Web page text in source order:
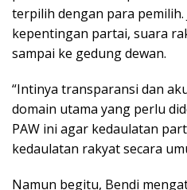
terpilih dengan para pemilih.
kepentingan partai, suara
sampai ke gedung dewan.
“Intinya transparansi dan
domain utama yang perlu
PAW ini agar kedaulatan
kedaulatan rakyat secara
Namun begitu, Bendi